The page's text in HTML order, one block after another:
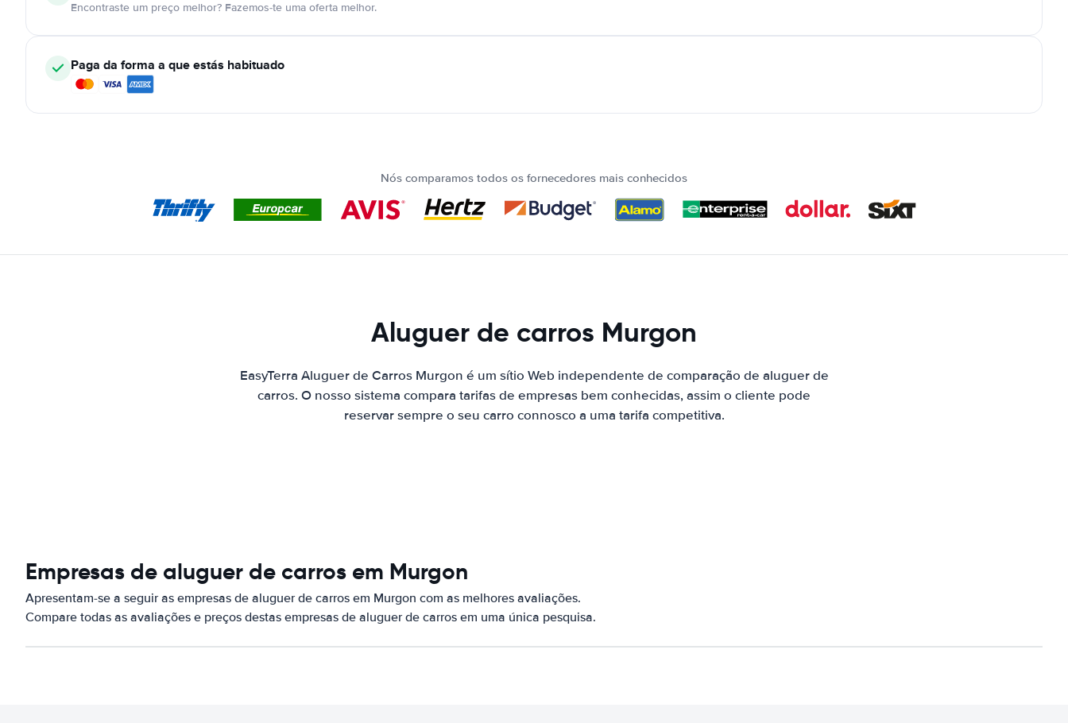
Encontraste um preço melhor? Fazemos-te uma oferta melhor.
Paga da forma a que estás habituado
Nós comparamos todos os fornecedores mais conhecidos
Aluguer de carros Murgon
EasyTerra Aluguer de Carros Murgon é um sítio Web independente de comparação de aluguer de
carros. O nosso sistema compara tarifas de empresas bem conhecidas, assim o cliente pode
reservar sempre o seu carro connosco a uma tarifa competitiva.
Empresas de aluguer de carros em Murgon
Apresentam-se a seguir as empresas de aluguer de carros em Murgon com as melhores avaliações.
Compare todas as avaliações e preços destas empresas de aluguer de carros em uma única pesquisa.